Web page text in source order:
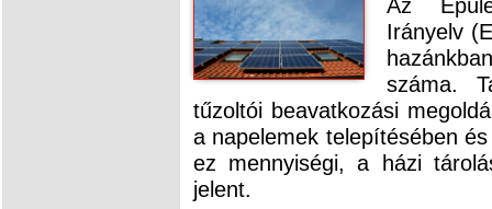
Irányelv
száma.
tűzoltói beavatkozási
a napelemek telepítésében
ez mennyiségi, a házi
jelent.